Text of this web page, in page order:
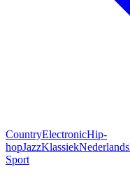
CountryElectronicHip-
hopJazzKlassiekNederlands
Sport